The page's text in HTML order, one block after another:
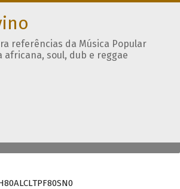
referências da Música Popular
africana, soul, dub e reggae